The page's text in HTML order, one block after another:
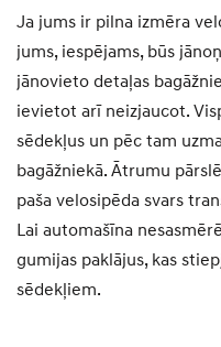
Ja jums ir pilna izmēra
jums, iespējams, būs
jānovieto detaļas
ievietot arī neizjaucot.
sēdekļus un pēc tam
bagāžniekā. Ātrumu
paša velosipēda svars
Lai automašīna
gumijas paklājus, kas
sēdekļiem.